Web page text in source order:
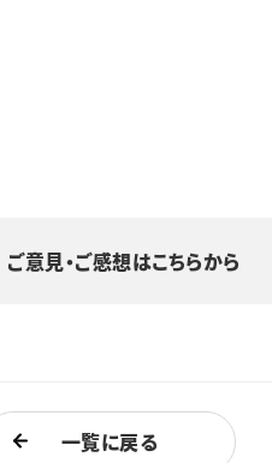
ご意見・ご感想はこちらから
一覧に戻る